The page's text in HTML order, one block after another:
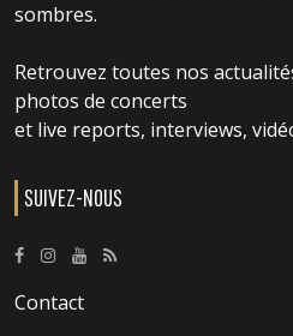
sombres.
Retrouvez toutes nos
photos de concerts
et live reports, interviews,
SUIVEZ-NOUS
Contact